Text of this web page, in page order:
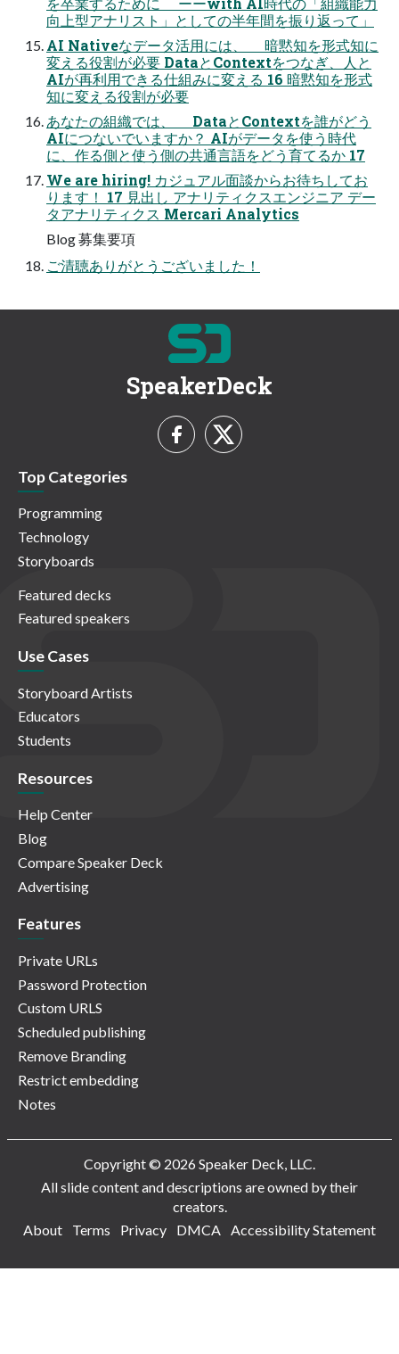
向上型アナリスト」としての半年間を振り返って」
AI Nativeなデータ活用には、 暗黙知を形式知に
変える役割が必要 DataとContextをつなぎ、人と
AIが再利用できる仕組みに変える 16 暗黙知を形式
知に変える役割が必要
あなたの組織では、 DataとContextを誰がどう
AIにつないでいますか？ AIがデータを使う時代
に、作る側と使う側の共通言語をどう育てるか 17
We are hiring! カジュアル面談からお待ちしてお
ります！ 17 見出し アナリティクスエンジニア デー
タアナリティクス Mercari Analytics
Blog 募集要項
ご清聴ありがとうございました！
SpeakerDeck
Top Categories
Programming
Technology
Storyboards
Featured decks
Featured speakers
Use Cases
Storyboard Artists
Educators
Students
Resources
Help Center
Blog
Compare Speaker Deck
Advertising
Features
Private URLs
Password Protection
Custom URLS
Scheduled publishing
Remove Branding
Restrict embedding
Notes
Copyright © 2026 Speaker Deck, LLC.
All slide content and descriptions are owned by their
creators.
About
Terms Privacy DMCA Accessibility Statement